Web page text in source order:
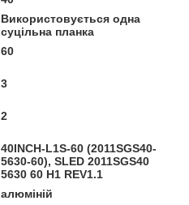
Використовується одна
суцільна планка
60
3
2
40INCH-L1S-60 (2011SGS40-
5630-60), SLED 2011SGS40
5630 60 H1 REV1.1
алюміній